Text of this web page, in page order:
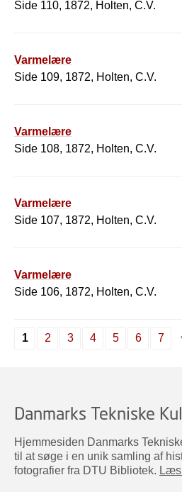
Side 110, 1872, Holten, C.V.
Varmelære
Side 109, 1872, Holten, C.V.
Varmelære
Side 108, 1872, Holten, C.V.
Varmelære
Side 107, 1872, Holten, C.V.
Varmelære
Side 106, 1872, Holten, C.V.
1 2 3 4 5 6 7
Danmarks Tekniske
Hjemmesiden Danmarks
til at søge i en unik samling af
fotografier fra DTU Bibliotek.